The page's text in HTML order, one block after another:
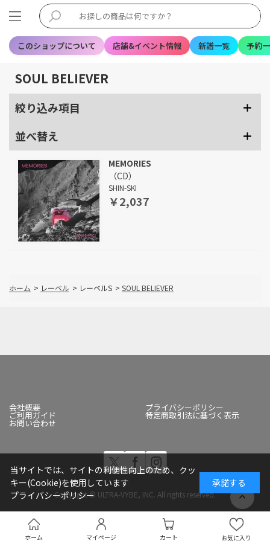
このショップについて 店舗&イベント情報 新譜一覧 予約
ホーム マイページ カート お気に入り
SOUL BELIEVER
絞り込み項目
並べ替え
MEMORIES
（CD）
SHIN-SKI
￥2,037
ホーム > レーベル > レーベルS > SOUL BELIEVER
会社概要 プライバシーポリシー
ご利用ガイド 特定商取引法に基づく表示
お問い合わせ
Copyright © ULTRA-VYBE, INC. All rights reserved.
当サイトでは、サイトの利便性向上のため、クッ
キー(Cookie)を使用しています
プライバシーポリシー
承諾する